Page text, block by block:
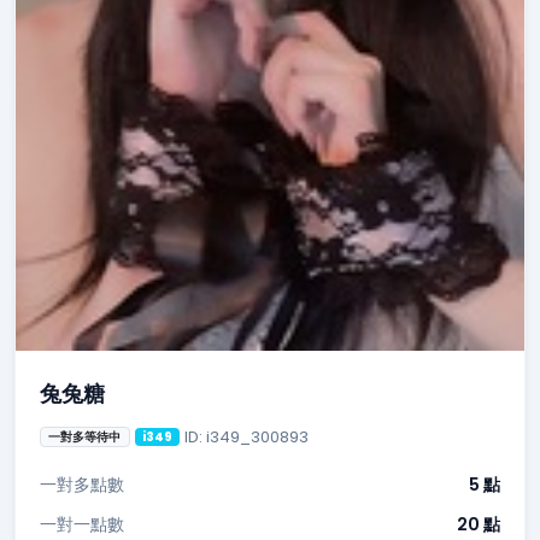
兔兔糖
一對多等待中 i349 ID: i349_300893
一對多點數
5 點
一對一點數
20 點